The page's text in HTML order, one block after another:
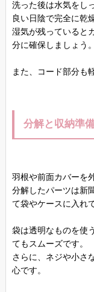
洗った後は水気をし
良い日陰で完全に乾
湿気が残っていると
分に確保しましょう。
また、コード部分も
分解と収納準
羽根や前面カバーを
分解したパーツは新
て袋やケースに入れ
袋は透明なものを使
てもスムーズです。
さらに、ネジや小さ
心です。